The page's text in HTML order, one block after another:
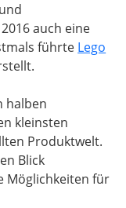
auch eine
führte Lego
halben
kleinsten
Produktwelt.
Blick
Möglichkeiten für